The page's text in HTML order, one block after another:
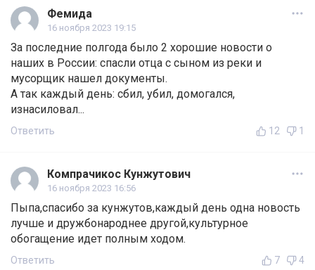
Фемида
16 ноября 2023 19:15
За последние полгода было 2 хорошие новости о
наших в России: спасли отца с сыном из реки и
мусорщик нашел документы.
А так каждый день: сбил, убил, домогался,
изнасиловал...
Ответить 12 1
Компрачикос Кунжутович
16 ноября 2023 16:56
Пыпа,спасибо за кунжутов,каждый день одна новость
лучше и дружбонароднее другой,культурное
обогащение идет полным ходом.
Ответить 7 4